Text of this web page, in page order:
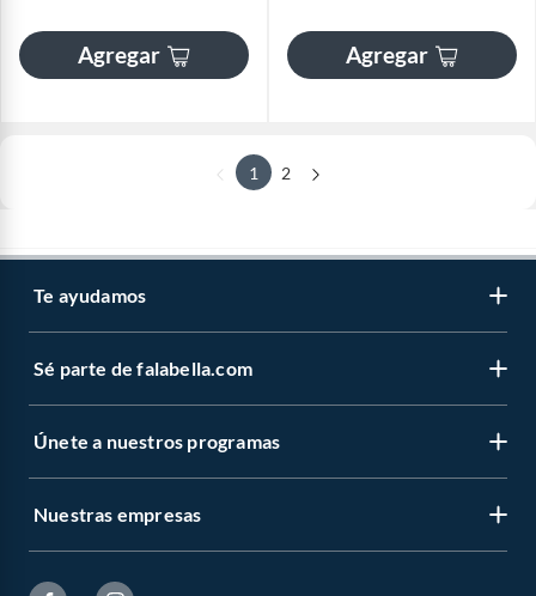
Agregar Agregar
1 2
Te ayudamos
Sé parte de falabella.com
Únete a nuestros programas
Nuestras empresas